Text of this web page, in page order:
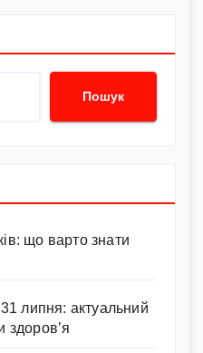
Пошук
що варто знати
31 липня: актуальний
здоров’я